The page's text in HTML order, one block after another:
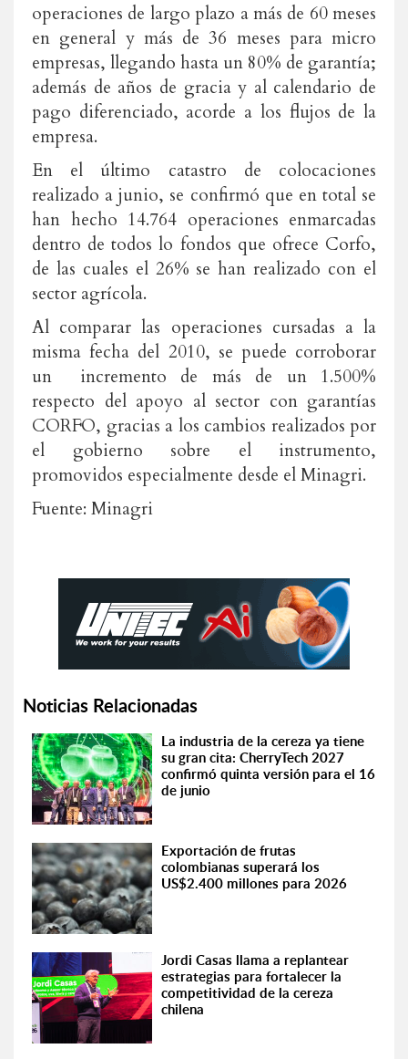
operaciones de largo plazo a más de 60 meses
en general y más de 36 meses para micro
empresas, llegando hasta un 80% de garantía;
además de años de gracia y al calendario de
pago diferenciado, acorde a los flujos de la
empresa.
En el último catastro de colocaciones
realizado a junio, se confirmó que en total se
han hecho 14.764 operaciones enmarcadas
dentro de todos lo fondos que ofrece Corfo,
de las cuales el 26% se han realizado con el
sector agrícola.
Al comparar las operaciones cursadas a la
misma fecha del 2010, se puede corroborar
un incremento de más de un 1.500%
respecto del apoyo al sector con garantías
CORFO, gracias a los cambios realizados por
el gobierno sobre el instrumento,
promovidos especialmente desde el Minagri.
Fuente: Minagri
Noticias Relacionadas
La industria de la cereza ya tiene
su gran cita: CherryTech 2027
confirmó quinta versión para el 16
de junio
Exportación de frutas
colombianas superará los
US$2.400 millones para 2026
Jordi Casas llama a replantear
estrategias para fortalecer la
competitividad de la cereza
chilena